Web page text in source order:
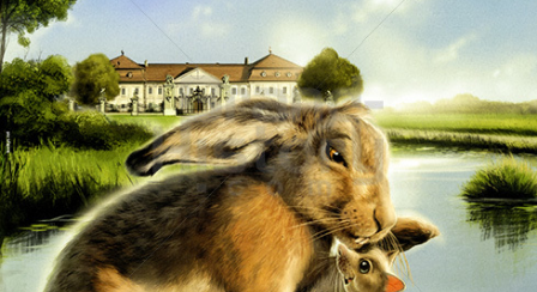
NÖ Landesregierung
Land NÖ - NÖ Landesregierung
2022